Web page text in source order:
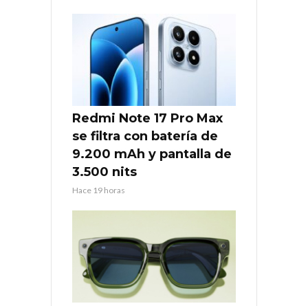
Redmi Note 17 Pro Max
se filtra con batería de
9.200 mAh y pantalla de
3.500 nits
Hace 19 horas